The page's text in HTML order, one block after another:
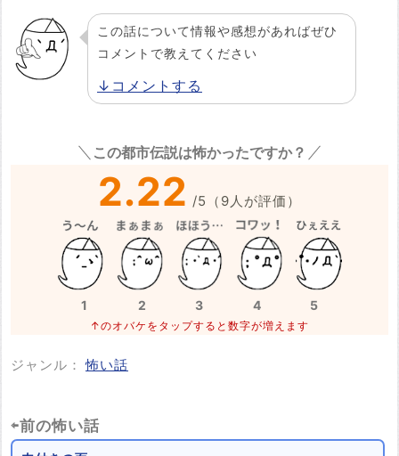
この話について情報や感想があればぜひ
コメントで教えてください
↓コメントする
この都市伝説は怖かったですか？
2.22 /5 （ 9人が評価）
1 2 3 4 5
↑のオバケをタップすると数字が増えます
ジャンル： 怖い話
⇦前の怖い話